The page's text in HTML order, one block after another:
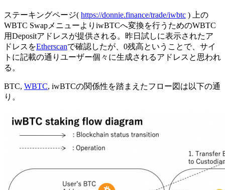
ステーキングページ( https://donnie.finance/trade/iwbtc ) 上の
WBTC SwapメニューよりiwBTCへ変換を行うためのWBTC
用Depositアドレスが提供される。昨日試しに表示されたア
ドレスをEtherscanで確認したが、0残高ということで、サイ
トに記載の通りユーザー個々に生成されるアドレスと思われ
る。
BTC, WBTC, iwBTCの関係性を踏まえたフロー図は以下の通
り。